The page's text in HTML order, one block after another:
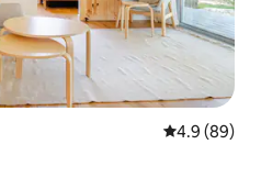
Ukadiriaji
4.9 (89)